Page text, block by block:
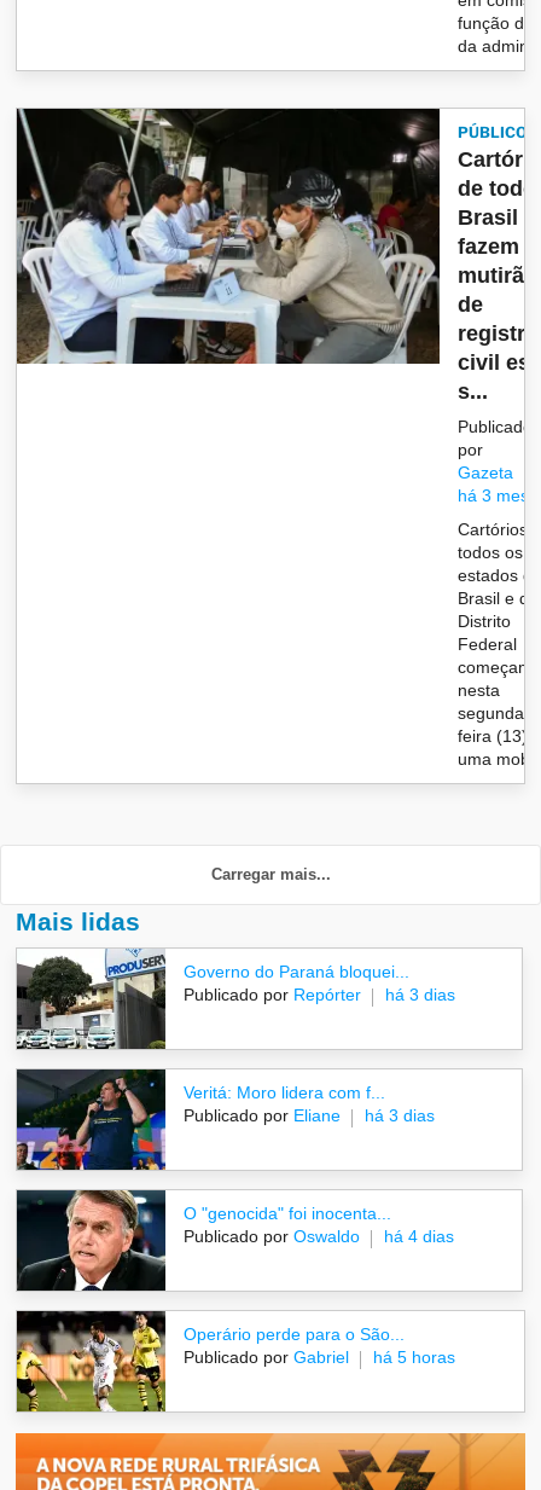
função de
da
PÚBLICO
de todo
Brasil
fazem
mutirão
de
registro
civil
s...
Publicado
por
Gazeta
há 3
Cartórios
todos os
estados
Brasil e do
Distrito
Federal
começam
nesta
segunda-
feira (13)
uma
Carregar mais...
Mais lidas
Governo do Paraná bloquei...
Publicado por Repórter há 3 dias
Veritá: Moro lidera com f...
Publicado por Eliane há 3 dias
O "genocida" foi inocenta...
Publicado por Oswaldo há 4 dias
Operário perde para o São...
Publicado por Gabriel há 5 horas